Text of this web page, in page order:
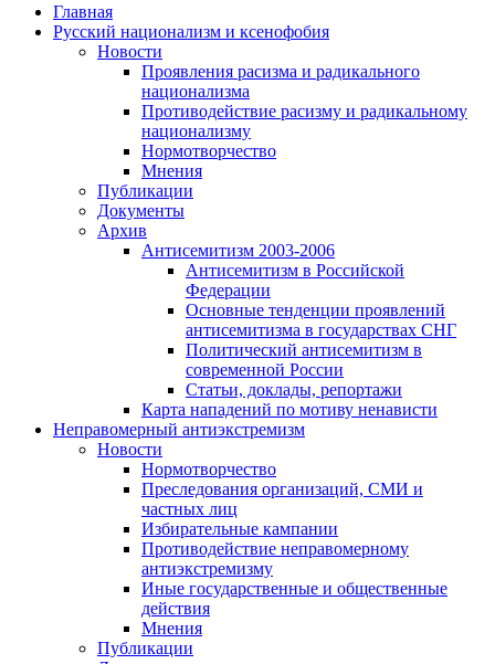
Главная
Русский национализм и ксенофобия
Новости
Проявления расизма и радикального
национализма
Противодействие расизму и радикальному
национализму
Нормотворчество
Мнения
Публикации
Документы
Архив
Антисемитизм 2003-2006
Антисемитизм в Российской
Федерации
Основные тенденции проявлений
антисемитизма в государствах СНГ
Политический антисемитизм в
современной России
Статьи, доклады, репортажи
Карта нападений по мотиву ненависти
Неправомерный антиэкстремизм
Новости
Нормотворчество
Преследования организаций, СМИ и
частных лиц
Избирательные кампании
Противодействие неправомерному
антиэкстремизму
Иные государственные и общественные
действия
Мнения
Публикации